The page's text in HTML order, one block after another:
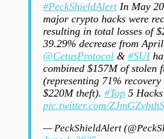
#PeckShieldAlertIn May
major crypto hacks were
resulting in total losses of
39.29% decrease from
@CetusProtocol & #SUI
combined $157M of stolen
(representing 71%
$220M theft). #Top 5
pic.twitter.com/ZJmGZvbthS
— PeckShieldAlert